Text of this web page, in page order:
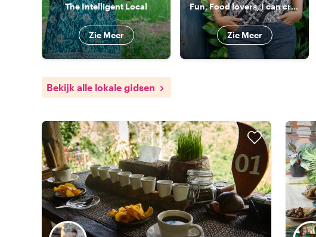
The Intelligent Local
Zie Meer
Fun, Food lovers, I can create personal offers
Zie Meer
Bekijk alle lokale gidsen